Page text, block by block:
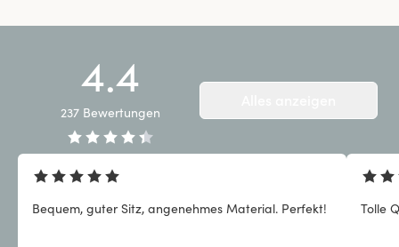
4.4
237 Bewertungen
Bequem, guter Sitz, angenehmes Material. Perfekt! Tolle